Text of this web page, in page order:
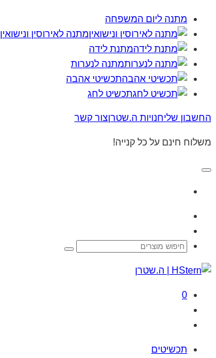
מתנה ליום המשפחה
מתנה לאירוסין ונישואין
מתנת לידה
מתנה לנערות
תכשיטי אהבה
תכשיט לחג
החשבון שליחנויות ה.שטרןצור קשר
משלוח חינם על כל קנייה!
0
תכשיטים